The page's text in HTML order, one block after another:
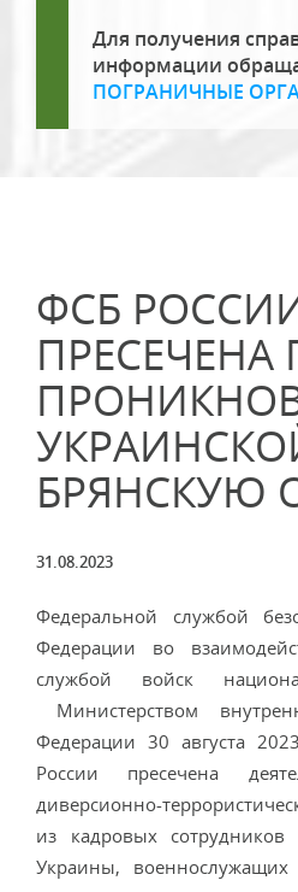
Для получения
информации
ПОГРАНИЧНЫЕ
ФСБ
БРЯНСКУЮ
31.08.2023
Федеральной службой
Федерации во
службой войск
Министерством
Федерации 30 августа
России пресечена
диверсионно-
из кадровых сотрудников
Украины, военнослужащих